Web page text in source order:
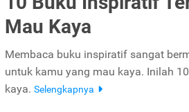
Mau Kaya
Membaca buku inspiratif sangat
untuk kamu yang mau kaya. Inilah
kaya. Selengkapnya